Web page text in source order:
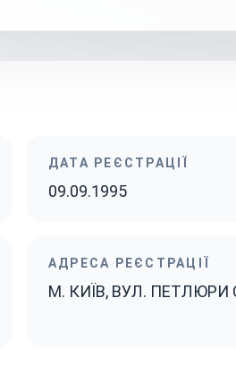
ДАТА РЕЄСТРАЦІЇ
09.09.1995
АДРЕСА РЕЄСТРАЦІЇ
М. КИЇВ, ВУЛ. ПЕТЛЮРИ